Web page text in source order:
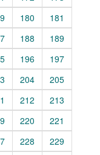
180
181
188
189
196
197
204
205
212
213
220
221
228
229